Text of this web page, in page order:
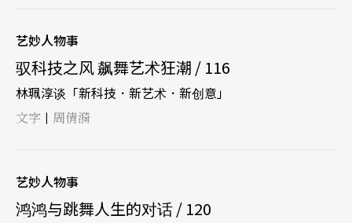
艺妙人物事
驭科技之风 飙舞艺术狂潮 / 116
林珮淳谈「新科技．新艺术．新创意」
文字 | 周倩漪
艺妙人物事
鸿鸿与跳舞人生的对话 / 120